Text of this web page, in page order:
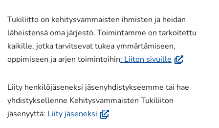
Tukiliitto on kehitysvammaisten ihmisten ja heidän
läheistensä oma järjestö. Toimintamme on tarkoitettu
kaikille, jotka tarvitsevat tukea ymmärtämiseen,
oppimiseen ja arjen toimintoihin: Liiton sivuille (avautuu
ikkunaan,
siirryt
Liity henkilöjäseneksi jäsenyhdistykseemme tai hae
yhdistyksellenne Kehitysvammaisten Tukiliiton
jäsenyyttä: Liity jäseneksi (avautuu